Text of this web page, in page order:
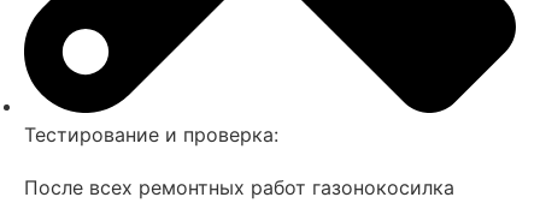
Тестирование и проверка:
После всех ремонтных работ газонокосилка